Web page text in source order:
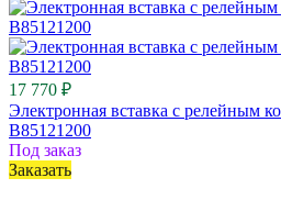
17 770 ₽
Электронная вставка с релейным
B85121200
Под заказ
Заказать